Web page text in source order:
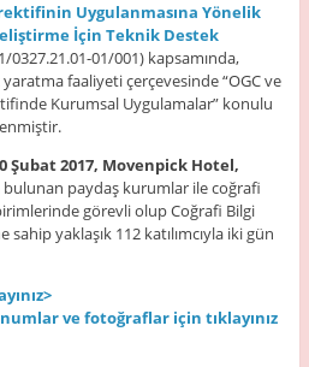
Uygulanmasına Yönelik
İçin Teknik Destek
0327.21.01-01/001) kapsamında,
faaliyeti çerçevesinde “OGC ve
Kurumsal Uygulamalar” konulu
Şubat 2017, Movenpick Hotel,
bulunan paydaş kurumlar ile coğrafi
görevli olup Coğrafi Bilgi
yaklaşık 112 katılımcıyla iki gün
ve fotoğraflar için tıklayınız